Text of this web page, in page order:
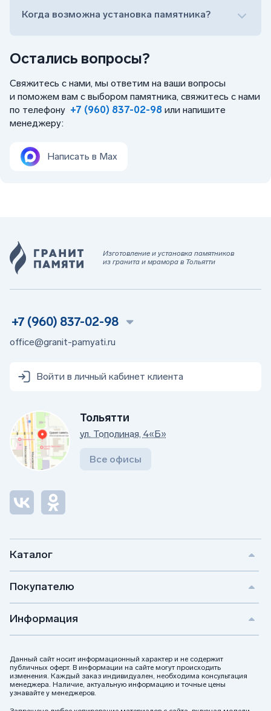
Остались вопросы?
Свяжитесь с нами, мы ответим на ваши вопросы
и поможем вам с выбором памятника, свяжитесь с нами
по телефону +7 (960) 837-02-98 или напишите
менеджеру:
Написать в Max
Когда возможна установка памятника?
Изготовление и установка памятников
из гранита и мрамора в Тольятти
Каталог
Покупателю
Информация
Данный сайт носит информационный характер и не содержит
публичных оферт. В информации на сайте могут происходить
изменения. Каждый заказ индивидуален, необходима консультация
менеджера. Наличие, актуальную информацию и точные цены
узнавайте у менеджеров.
+7 (960) 837-02-98
office@granit-pamyati.ru
Войти в личный кабинет клиента
Тольятти
ул. Тополиная, 4«Б»
Все офисы